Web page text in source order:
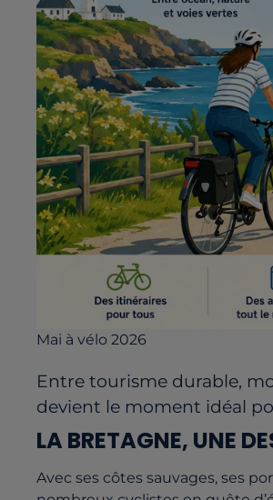
Mai à vélo 2026
Entre tourisme durable,
devient le moment idéal
LA BRETAGNE, UNE
Avec ses côtes sauvages, ses